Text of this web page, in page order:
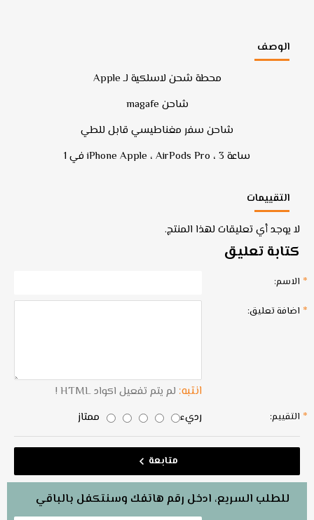
الوصف
محطة شحن لاسلكية لـ Apple
شاحن magafe
شاحن سفر مغناطيسي قابل للطي
ساعة iPhone Apple ، AirPods Pro ، 3 في 1
التقييمات
لا يوجد أي تعليقات لهذا المنتج.
كتابة تعليق
الاسم:
اضافة تعليق:
انتبه: لم يتم تفعيل اكواد HTML !
التقييم: رديء ممتاز
متابعة
للطلب السريع، ادخل رقم هاتفك وسنتكفل بالباقي